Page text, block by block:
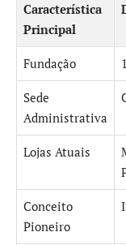
Característica
Principal
Fundação
Sede
Administrativa
Lojas Atuais
Conceito
Pioneiro